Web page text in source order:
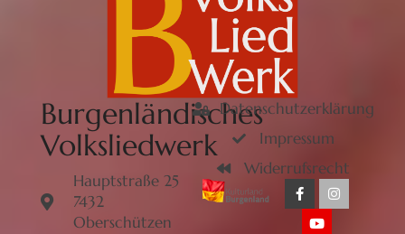
Burgenländisches
Volksliedwerk
Hauptstraße 25
7432
Oberschützen
Datenschutzerklärung
Impressum
Widerrufsrecht